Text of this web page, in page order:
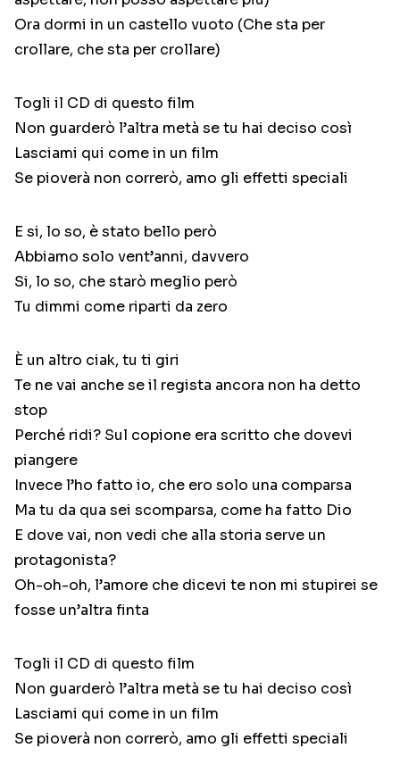
Ora dormi in un castello vuoto (Che sta per
crollare, che sta per crollare)
Togli il CD di questo film
Non guarderò l’altra metà se tu hai deciso così
Lasciami qui come in un film
Se pioverà non correrò, amo gli effetti speciali
E si, lo so, è stato bello però
Abbiamo solo vent’anni, davvero
Si, lo so, che starò meglio però
Tu dimmi come riparti da zero
È un altro ciak, tu ti giri
Te ne vai anche se il regista ancora non ha detto
stop
Perché ridi? Sul copione era scritto che dovevi
piangere
Invece l’ho fatto io, che ero solo una comparsa
Ma tu da qua sei scomparsa, come ha fatto Dio
E dove vai, non vedi che alla storia serve un
protagonista?
Oh-oh-oh, l’amore che dicevi te non mi stupirei se
fosse un’altra finta
Togli il CD di questo film
Non guarderò l’altra metà se tu hai deciso così
Lasciami qui come in un film
Se pioverà non correrò, amo gli effetti speciali